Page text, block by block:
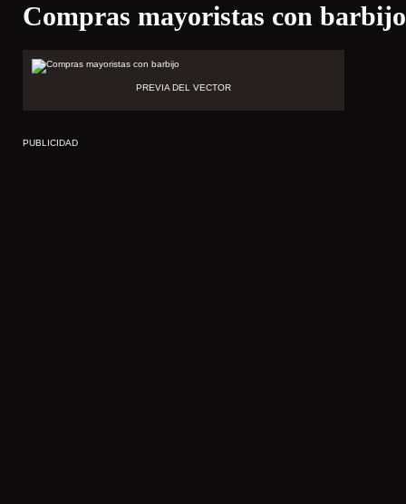
Compras mayoristas con barbijo
PREVIA DEL VECTOR
PUBLICIDAD